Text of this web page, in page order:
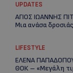
UPDATES
ΑΓΙΟΣ ΙΩΑΝΝΗΣ
Μια ανάσα
LIFESTYLE
ΕΛΕΝΑ
ΘΟΚ – «Μεγάλη